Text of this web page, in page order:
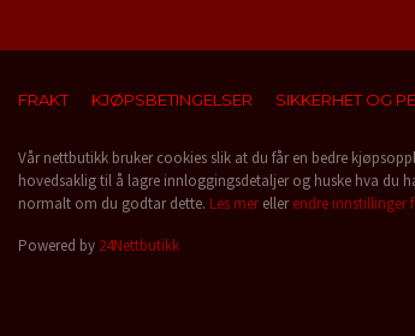
FRAKT KJØPSBETINGELSER SIKKERHET OG
Vår nettbutikk bruker cookies slik at du får en bedre
hovedsaklig til å lagre innloggingsdetaljer og huske hva du
normalt om du godtar dette. Les merellerendre innstillinger
Powered by 24Nettbutikk